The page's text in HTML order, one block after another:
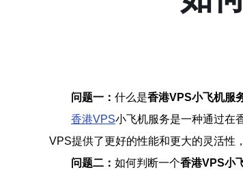
问题一： 什么是香港VPS小飞机服
香港VPS小飞机服务是一种通过在
VPS提供了更好的性能和更大的灵活性
问题二： 如何判断一个香港VPS小